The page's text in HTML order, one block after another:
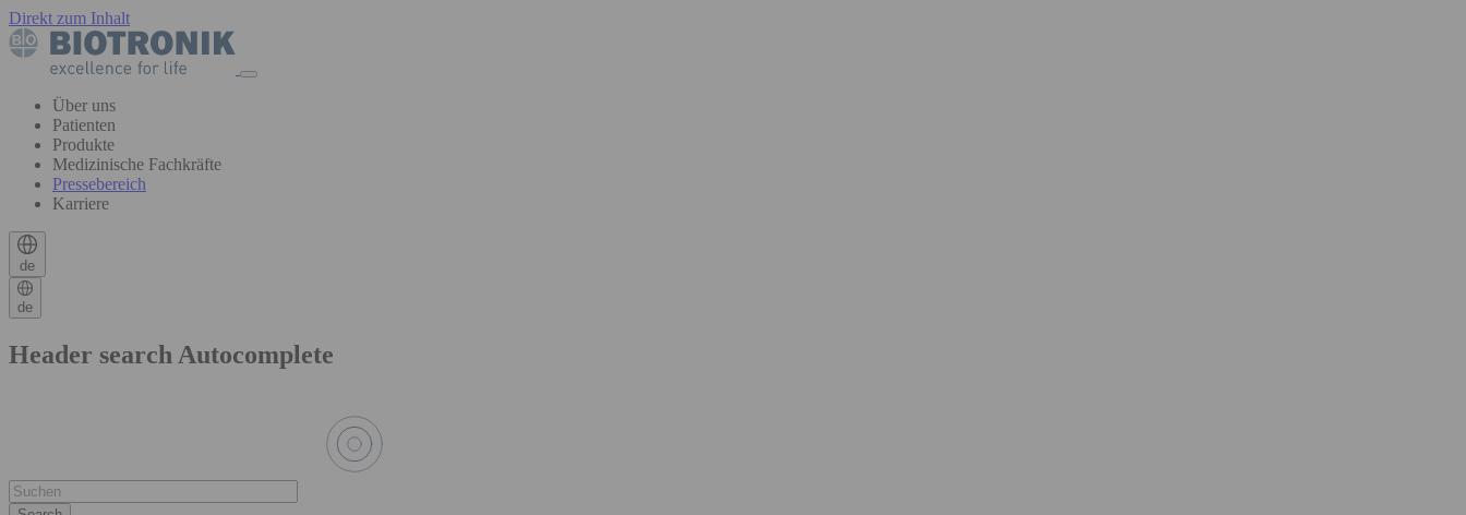
Direkt zum Inhalt
Über uns
Patienten
Produkte
Medizinische Fachkräfte
Pressebereich
Karriere
de
de
Header search Autocomplete